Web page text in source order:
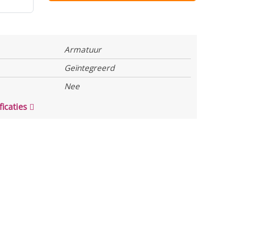
Armatuur
Geïntegreerd
Nee